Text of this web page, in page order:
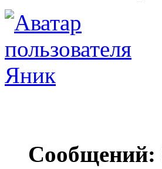
Яник
Сообщений: